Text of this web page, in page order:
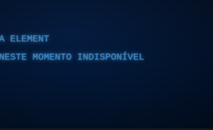
ELEMENT
MOMENTO INDISPONÍVEL